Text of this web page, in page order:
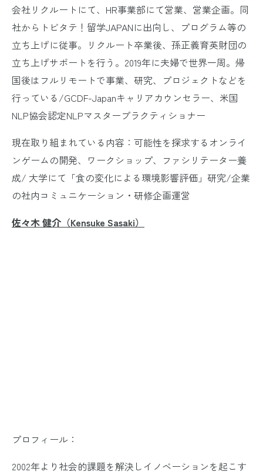
会社リクルートにて、HR事業部にて営業、営業企画。同
社からトビタテ！留学JAPANに出向し、プログラム等の
立ち上げに従事。リクルート卒業後、孫正義育英財団の
立ち上げサポートを行う。2019年に夫婦で世界一周。帰
国後はフルリモートで事業、研究、プロジェクトなどを
行っている/GCDF-Japanキャリアカウンセラー、米国
NLP協会認定NLPマスタープラクティショナー
現在取り組まれている内容：可能性を探求するオンライ
ンゲームの開発、ワークショップ、ファシリテーター養
成/ 大学にて「食の変化による環境影響評価」研究/企業
の社内コミュニケーション・研修企画運営
佐々木 健介（Kensuke Sasaki）
プロフィール：
2002年より社会的課題を解決しイノベーションを起こす